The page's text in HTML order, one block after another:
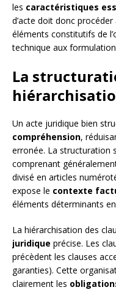
les caractéristiques
d’acte doit donc
éléments constitutifs de
technique aux
La
Un acte juridique bien
compréhension,
erronée. La structuration
comprenant
divisé en articles
expose le contexte
éléments déterminants
La hiérarchisation des
juridique précise. Les
précèdent les clauses
garanties). Cette
clairement les